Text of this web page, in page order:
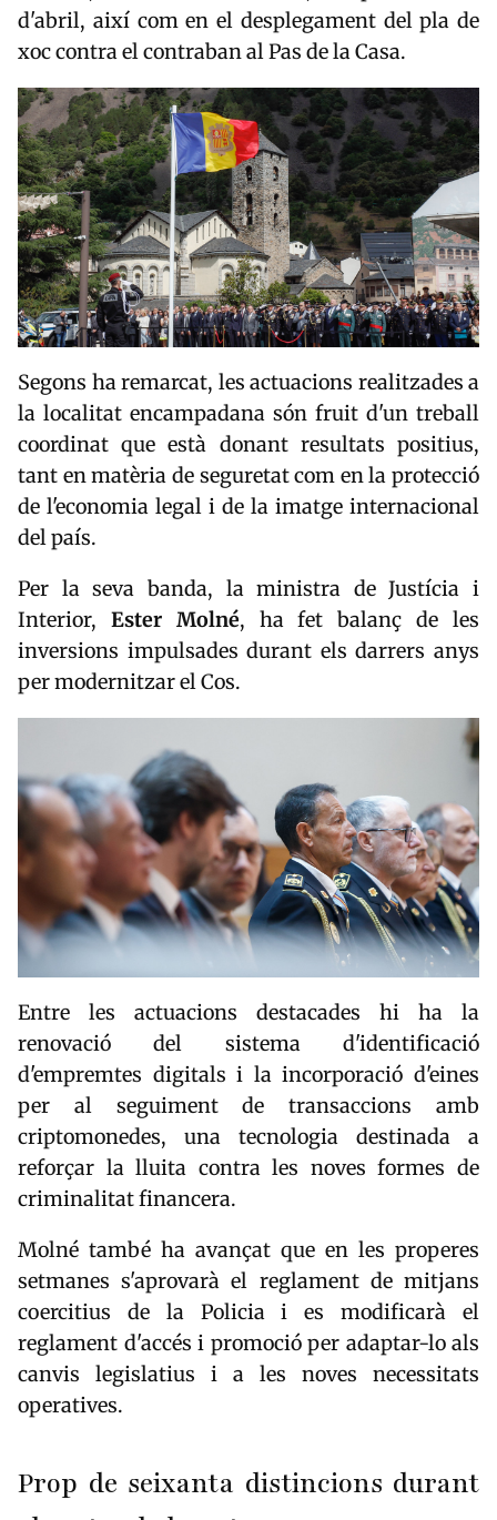
d'abril, així com en el desplegament del pla de
xoc contra el contraban al Pas de la Casa.
Segons ha remarcat, les actuacions realitzades a
la localitat encampadana són fruit d'un treball
coordinat que està donant resultats positius,
tant en matèria de seguretat com en la protecció
de l'economia legal i de la imatge internacional
del país.
Per la seva banda, la ministra de Justícia i
Interior, Ester Molné, ha fet balanç de les
inversions impulsades durant els darrers anys
per modernitzar el Cos.
Entre les actuacions destacades hi ha la
renovació del sistema d'identificació
d'empremtes digitals i la incorporació d'eines
per al seguiment de transaccions amb
criptomonedes, una tecnologia destinada a
reforçar la lluita contra les noves formes de
criminalitat financera.
Molné també ha avançat que en les properes
setmanes s'aprovarà el reglament de mitjans
coercitius de la Policia i es modificarà el
reglament d'accés i promoció per adaptar-lo als
canvis legislatius i a les noves necessitats
operatives.
Prop de seixanta distincions durant